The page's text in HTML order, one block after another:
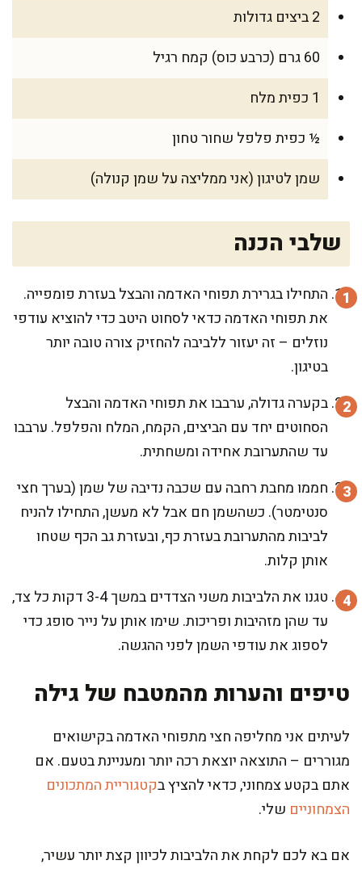
2 ביצים גדולות
60 גרם (כרבע כוס) קמח רגיל
1 כפית מלח
½ כפית פלפל שחור טחון
שמן לטיגון (אני ממליצה על שמן קנולה)
שלבי הכנה
התחילו בגרירת תפוחי האדמה והבצל בעזרת פומפייה.
את תפוחי האדמה כדאי לסחוט היטב כדי להוציא עודפי
נוזלים – זה יעזור ללביבה להחזיק צורה טובה יותר
בטיגון.
בקערה גדולה, ערבבו את תפוחי האדמה והבצל
הסחוטים יחד עם הביצים, הקמח, המלח והפלפל. ערבבו
עד שהתערובת אחידה ומשחתית.
חממו מחבת רחבה עם שכבה נדיבה של שמן (בערך חצי
סנטימטר). כשהשמן חם אבל לא מעשן, התחילו להניח
לביבות מהתערובת בעזרת כף, ובעזרת גב הכף שטחו
אותן קלות.
טגנו את הלביבות משני הצדדים במשך 3-4 דקות כל צד,
עד שהן מזהיבות ופריכות. שימו אותן על נייר סופג כדי
לספוג את עודפי השמן לפני ההגשה.
טיפים והערות מהמטבח של גילה
לעיתים אני מחליפה חצי מתפוחי האדמה בקישואים
מגוררים – התוצאה יוצאת רכה יותר ומעניינת בטעם. אם
אתם בקטע צמחוני, כדאי להציץ בקטגוריית המתכונים
הצמחוניים שלי.
אם בא לכם לקחת את הלביבות לכיוון קצת יותר עשיר,